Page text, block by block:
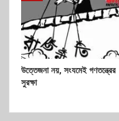
উত্তেজনা নয়, সংযমেই গণতন্ত্রের
সুরক্ষা